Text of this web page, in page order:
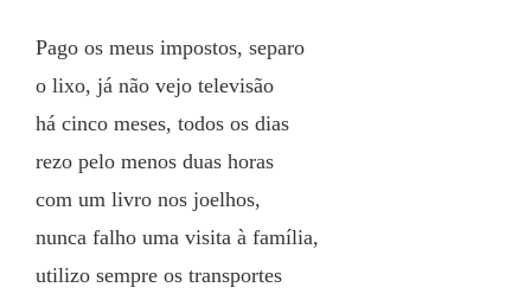
Pago os meus impostos, separo
o lixo, já não vejo televisão
há cinco meses, todos os dias
rezo pelo menos duas horas
com um livro nos joelhos,
nunca falho uma visita à família,
utilizo sempre os transportes